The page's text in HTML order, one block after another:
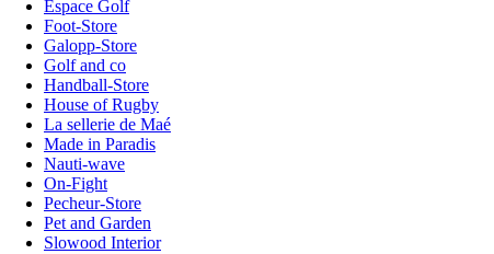
Espace Golf
Foot-Store
Galopp-Store
Golf and co
Handball-Store
House of Rugby
La sellerie de Maé
Made in Paradis
Nauti-wave
On-Fight
Pecheur-Store
Pet and Garden
Slowood Interior